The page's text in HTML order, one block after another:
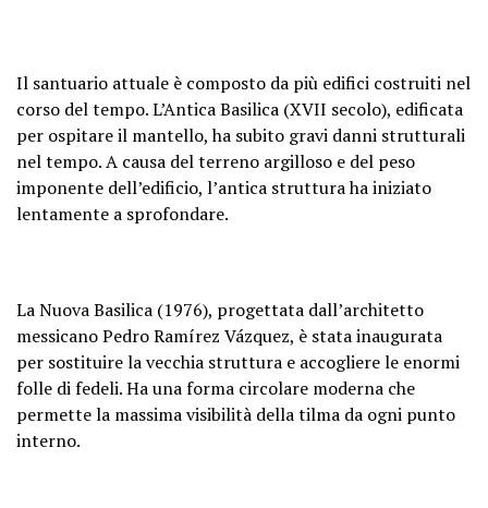
Il santuario attuale è composto da più edifici costruiti nel
corso del tempo. L’Antica Basilica (XVII secolo), edificata
per ospitare il mantello, ha subito gravi danni strutturali
nel tempo. A causa del terreno argilloso e del peso
imponente dell’edificio, l’antica struttura ha iniziato
lentamente a sprofondare.
La Nuova Basilica (1976), progettata dall’architetto
messicano Pedro Ramírez Vázquez, è stata inaugurata
per sostituire la vecchia struttura e accogliere le enormi
folle di fedeli. Ha una forma circolare moderna che
permette la massima visibilità della tilma da ogni punto
interno.